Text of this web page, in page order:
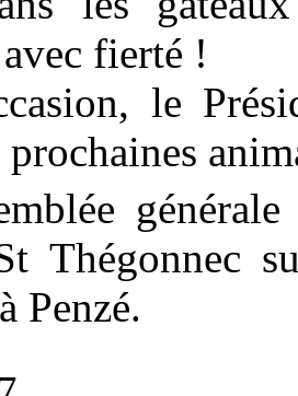
fierté !
le
prochaines
Thégonnec
Penzé.